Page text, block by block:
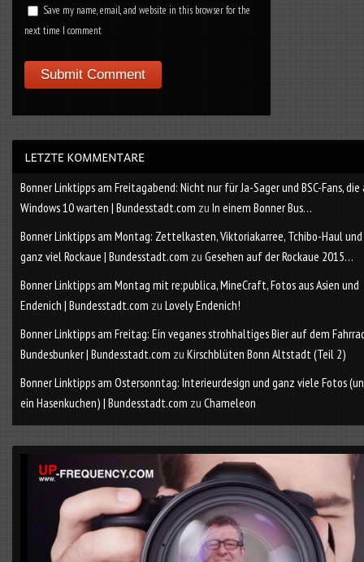
Save my name, email, and website in this browser for the
next time I comment
Bonner Linktipps am Freitagabend: Nicht nur für Ja-Sager und BSC-Fans,
Windows 10 warten | Bundesstadt.com zu In einem Bonner Bus…
Bonner Linktipps am Montag: Zettelkasten, Viktoriakarree, Tchibo-Haul und
ganz viel Rockaue | Bundesstadt.com zu Gesehen auf der Rockaue 2015…
Bonner Linktipps am Montag mit re:publica, MineCraft, Fotos aus Asien und
Endenich | Bundesstadt.com zu Lovely Endenich!
Bonner Linktipps am Freitag: Ein veganes strohhaltiges Bier auf dem
Bundesbunker | Bundesstadt.com zu Kirschblüten Bonn Altstadt (Teil 2)
Bonner Linktipps am Ostersonntag: Interieurdesign und ganz viele Fotos
ein Hasenkuchen) | Bundesstadt.com zu Chameleon